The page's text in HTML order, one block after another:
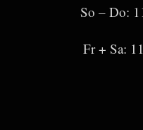
So – Do:
Fr + Sa: